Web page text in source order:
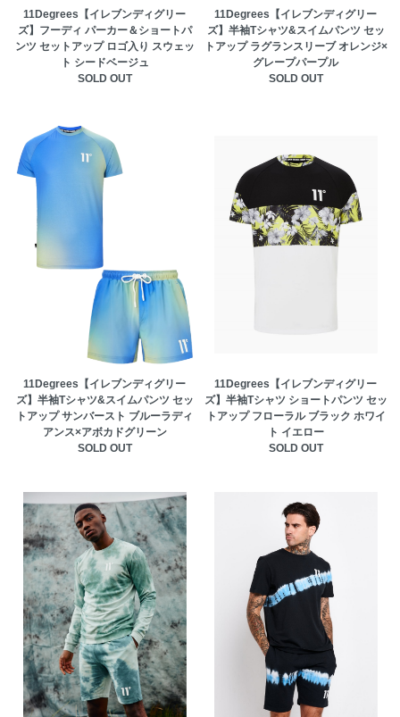
11Degrees【イレブンディグリー
ズ】フーディ パーカー＆ショートパ
ンツ セットアップ ロゴ入り スウェッ
ト シードベージュ
SOLD OUT
11Degrees【イレブンディグリー
ズ】半袖Tシャツ&スイムパンツ セッ
トアップ ラグランスリーブ オレンジ×
グレープパープル
SOLD OUT
11Degrees【イレブンディグリー
ズ】半袖Tシャツ&スイムパンツ セッ
トアップ サンバースト ブルーラディ
アンス×アボカドグリーン
SOLD OUT
11Degrees【イレブンディグリー
ズ】半袖Tシャツ ショートパンツ セッ
トアップ フローラル ブラック ホワイ
ト イエロー
SOLD OUT